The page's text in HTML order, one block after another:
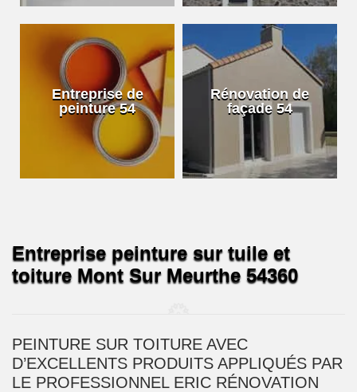
Entreprise de
peinture 54
Rénovation de
façade 54
Entreprise peinture sur tuile et
toiture Mont Sur Meurthe 54360
PEINTURE SUR TOITURE AVEC
D’EXCELLENTS PRODUITS APPLIQUÉS PAR
LE PROFESSIONNEL ERIC RÉNOVATION